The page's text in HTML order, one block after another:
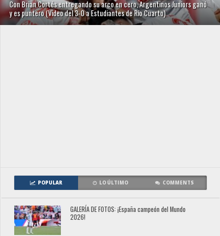
Con Brian Cortés entregando su arco en cero, Argentinos Juniors ganó
y es puntero (Video del 3-0 a Estudiantes de Río Cuarto)
POPULAR LO ÚLTIMO COMMENTS
GALERÍA DE FOTOS: ¡España campeón del Mundo
2026!